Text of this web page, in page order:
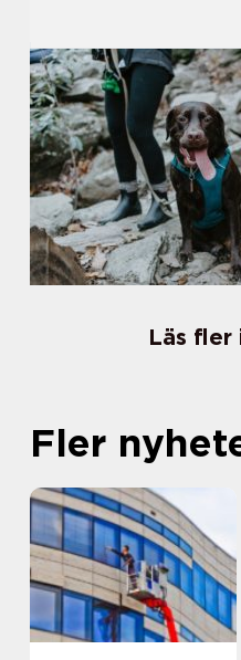
Läs fler
Fler